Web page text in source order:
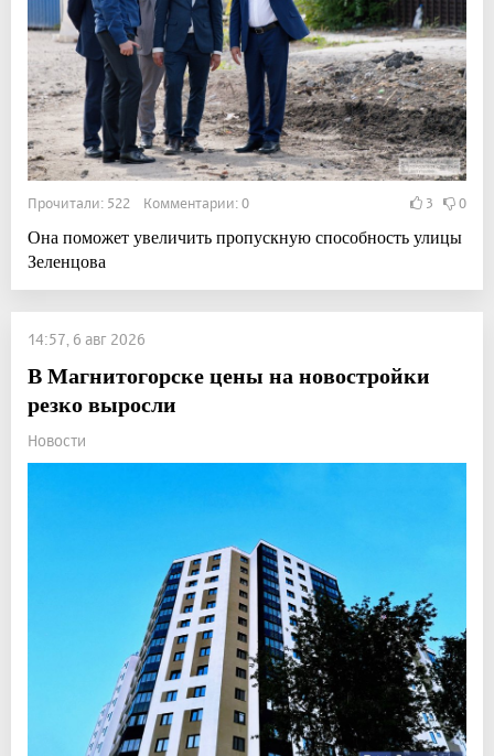
Прочитали: 522 Комментарии: 0 3 0
Она поможет увеличить пропускную способность улицы
Зеленцова
14:57, 6 авг 2026
В Магнитогорске цены на новостройки
резко выросли
Новости